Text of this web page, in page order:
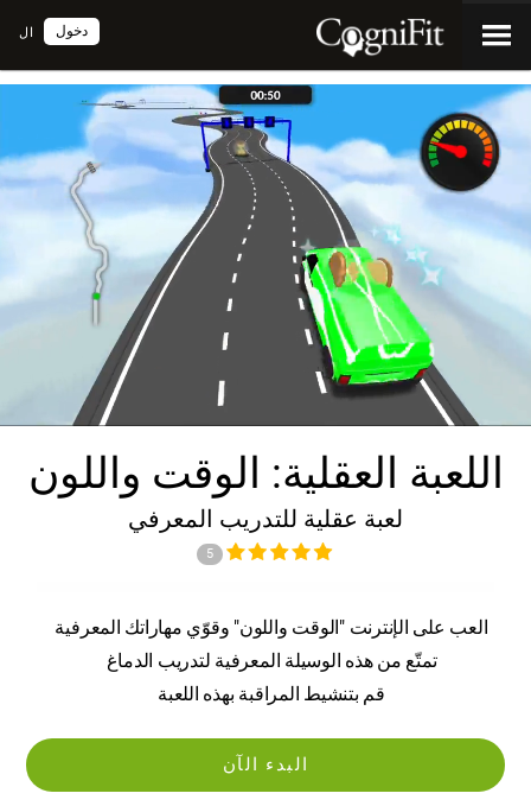
ال دخول
اللعبة العقلية: الوقت واللون
لعبة عقلية للتدريب المعرفي
5
العب على الإنترنت "الوقت واللون" وقوّي مهاراتك المعرفية
تمتّع من هذه الوسيلة المعرفية لتدريب الدماغ
قم بتنشيط المراقبة بهذه اللعبة
البدء الآن